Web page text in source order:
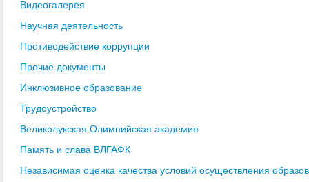
Видеогалерея
Научная деятельность
Противодействие коррупции
Прочие документы
Инклюзивное образование
Трудоустройство
Великолукская Олимпийская академия
Память и слава ВЛГАФК
Независимая оценка качества условий осуществления